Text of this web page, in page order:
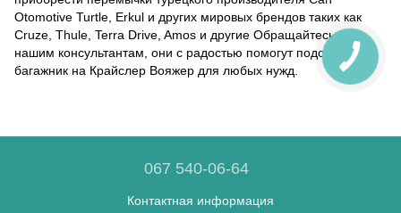
Otomotive Turtle, Erkul и других мировых брендов таких как
Cruze, Thule, Terra Drive, Amos и другие Обращайтесь к
нашим консультантам, они с радостью помогут подобрать
багажник на Крайслер Вояжер для любых нужд.
067 540-06-64
Контактная информация